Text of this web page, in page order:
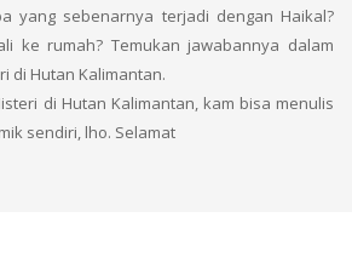
yang sebenarnya terjadi dengan Haikal?
ke rumah? Temukan jawabannya dalam
di Hutan Kalimantan.
di Hutan Kalimantan, kam bisa menulis
sendiri, lho. Selamat